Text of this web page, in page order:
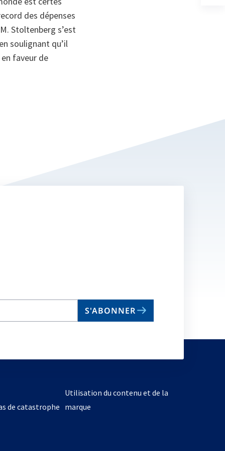
des dépenses
Stoltenberg s’est
soulignant qu’il
faveur de
S'ABONNER
de catastrophe
Utilisation du contenu et de la
marque